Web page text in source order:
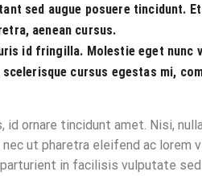
sed augue posuere tincidunt.
aenean cursus.
id fringilla. Molestie eget nunc
cursus egestas mi,
ornare tincidunt amet. Nisi,
ut pharetra eleifend ac
in facilisis vulputate